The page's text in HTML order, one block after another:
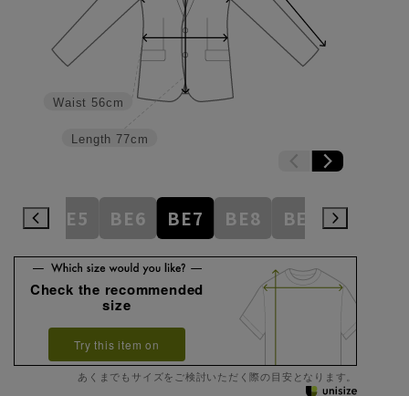
Length 77cm
Waist 56cm
BE5 BE6 BE7 BE8 BE9 BE10
Check the recommended
size
Try this item on
あくまでもサイズをご検討いただく際の目安となります。